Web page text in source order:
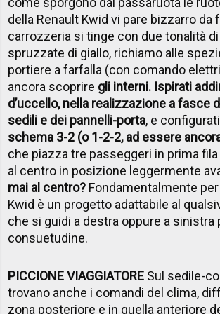
della Renault Kwid vi pare bizzarro da
carrozzeria si tinge con due tonalità
spruzzate di giallo, richiamo alle
portiere a farfalla (con comando
ancora scoprire gli interni. Ispirati
d’uccello, nella realizzazione a fasce
sedili e dei pannelli-porta, e
schema 3-2 (o 1-2-2, ad essere
che piazza tre passeggeri in prima
al centro in posizione leggermente
mai al centro? Fondamentalmente
Kwid è un progetto adattabile al
che si guidi a destra oppure a sinistra
consuetudine.
PICCIONE VIAGGIATORE Sul sedile-
trovano anche i comandi del clima,
zona posteriore e in quella anteriore